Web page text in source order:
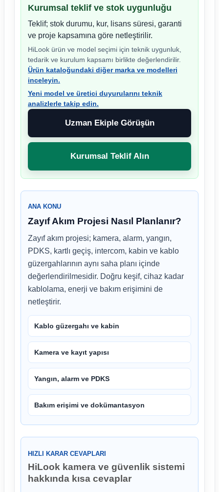
Kurumsal teklif ve stok uygunluğu
Teklif; stok durumu, kur, lisans süresi, garanti
ve proje kapsamına göre netleştirilir.
HiLook ürün ve model seçimi için teknik uygunluk,
tedarik ve kurulum kapsamı birlikte değerlendirilir.
Ürün kataloğundaki diğer marka ve modelleri
inceleyin.
Yeni model ve üretici duyurularını teknik
analizlerle takip edin.
Uzman Ekiple Görüşün
Kurumsal Teklif Alın
ANA KONU
Zayıf Akım Projesi Nasıl Planlanır?
Zayıf akım projesi; kamera, alarm, yangın,
PDKS, kartlı geçiş, intercom, kabin ve kablo
güzergahlarının aynı saha planı içinde
değerlendirilmesidir. Doğru keşif, cihaz kadar
kablolama, enerji ve bakım erişimini de
netleştirir.
Kablo güzergahı ve kabin
Kamera ve kayıt yapısı
Yangın, alarm ve PDKS
Bakım erişimi ve dokümantasyon
HIZLI KARAR CEVAPLARI
HiLook kamera ve güvenlik sistemi
hakkında kısa cevaplar